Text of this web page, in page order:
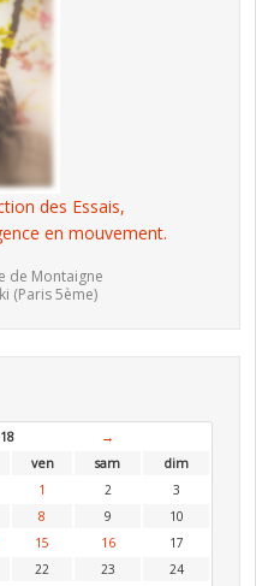
des Essais,
en mouvement.
de Montaigne
(Paris 5ème)
→
ven sam
dim
1
2
3
8 9
10
15 16
17
22 23
24